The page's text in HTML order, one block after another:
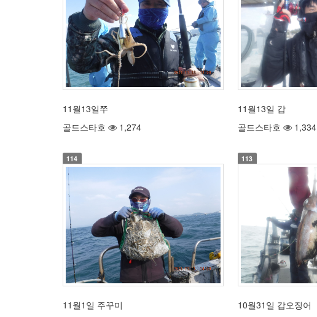
11월13일쭈
골드스타호
1,274
11월13일 갑
골드스타호
1,334
114
11월1일 주꾸미
113
10월31일 갑오징어